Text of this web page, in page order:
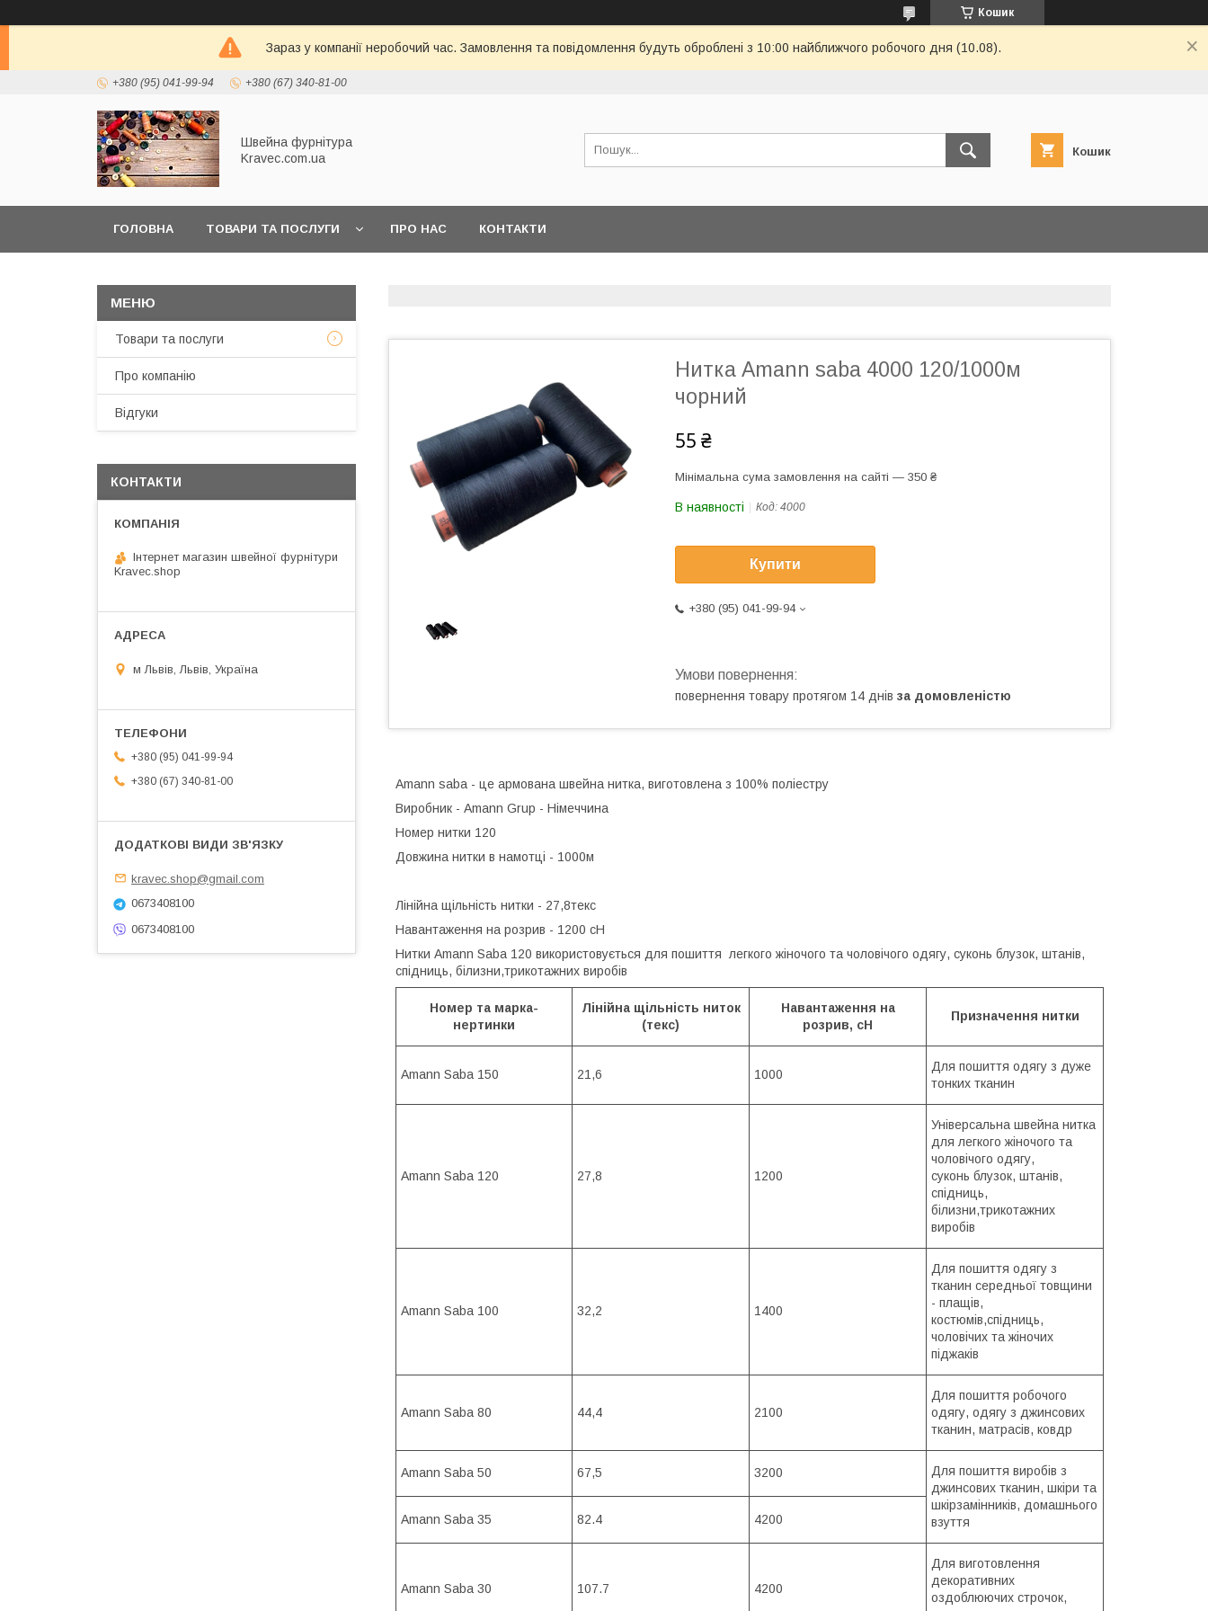
Кошик
Зараз у компанії неробочий час. Замовлення та повідомлення будуть оброблені з 10:00 найближчого робочого дня (10.08).
+380 (95) 041-99-94 +380 (67) 340-81-00
Швейна фурнітура
Kravec.com.ua
Кошик
ГОЛОВНА ТОВАРИ ТА ПОСЛУГИ ПРО НАС КОНТАКТИ
Нитка Amann saba 4000 120/1000м
чорний
55 ₴
Мінімальна сума замовлення на сайті — 350 ₴
В наявності Код: 4000
Купити
+380 (95) 041-99-94
повернення товару протягом 14 днів за домовленістю
Amann saba - це армована швейна нитка, виготовлена з 100% поліестру
Виробник - Amann Grup - Німеччина
Номер нитки 120
Довжина нитки в намотці - 1000м
Лінійна щільність нитки - 27,8текс
Навантаження на розрив - 1200 сН
Нитки Amann Saba 120 використовується для пошиття легкого жіночого та чоловічого одягу, суконь блузок, штанів,
спідниць, білизни,трикотажних виробів
Номер та марка-
нертинки
Лінійна щільність ниток
(текс)
Навантаження на
розрив, сН
Призначення нитки
Amann Saba 150 21,6 1000
Для пошиття одягу з дуже
тонких тканин
Amann Saba 120 27,8 1200
Універсальна швейна нитка
для легкого жіночого та
чоловічого одягу,
суконь блузок, штанів,
спідниць,
білизни,трикотажних
виробів
Amann Saba 100 32,2 1400
Для пошиття одягу з
тканин середньої товщини
- плащів,
костюмів,cпідниць,
чоловічих та жіночих
піджаків
Amann Saba 80 44,4 2100
Для пошиття робочого
одягу, одягу з джинсових
тканин, матрасів, ковдр
Amann Saba 50 67,5 3200
Для пошиття виробів з
джинсових тканин, шкіри та
шкірзамінників, домашнього
взуття
Amann Saba 35 82.4 4200
Amann Saba 30 107.7 4200
Для виготовлення
декоративних
оздоблюючих строчок,
Товари та послуги
Про компанію
Відгуки
КОНТАКТИ
Інтернет магазин швейної фурнітури
Kravec.shop
м Львів, Львів, Україна
+380 (95) 041-99-94
+380 (67) 340-81-00
kravec.shop@gmail.com
0673408100
0673408100